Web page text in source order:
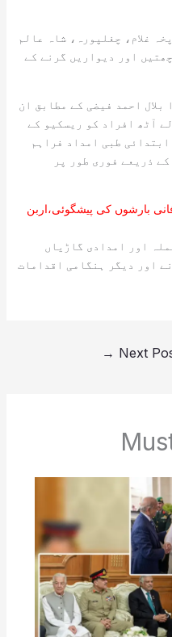
غلام، چغلپورہ، شاہ عالم
اور دیواریں گرنے کے
بلال احمد فیضی کے مطابق ان
آٹھ افراد کو ریسکیو کے
طبی امداد فراہم
ذریعے فوری طور پر
بارشوں کی پیشگوئی،اربن
میں ریسکیو 1122 کا عملہ اور امدادی گاڑیاں
اور دیگر ہنگامی اقدامات
Next
→